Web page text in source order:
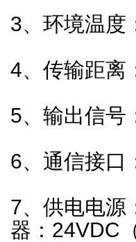
3、环境温
4、传输距离
5、输出信号
6、通信接口
7、供电电源
器：24VDC